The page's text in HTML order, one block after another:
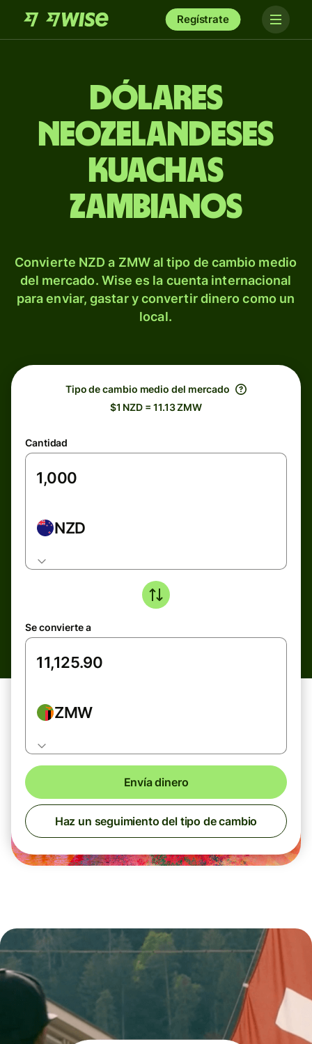
Regístrate
Dólares
neozelandeses
kuachas
zambianos
Convierte NZD a ZMW al tipo de cambio medio
del mercado. Wise es la cuenta internacional
para enviar, gastar y convertir dinero como un
local.
Tipo de cambio medio del mercado
$1 NZD = 11.13 ZMW
Cantidad
NZD
Se convierte a
ZMW
Envía dinero
Haz un seguimiento del tipo de cambio